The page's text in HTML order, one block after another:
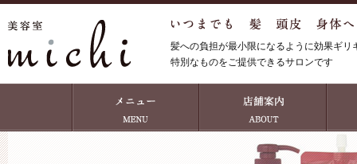
髪への負担が最小限になるように効果ギ
特別なものをご提供できるサロンです